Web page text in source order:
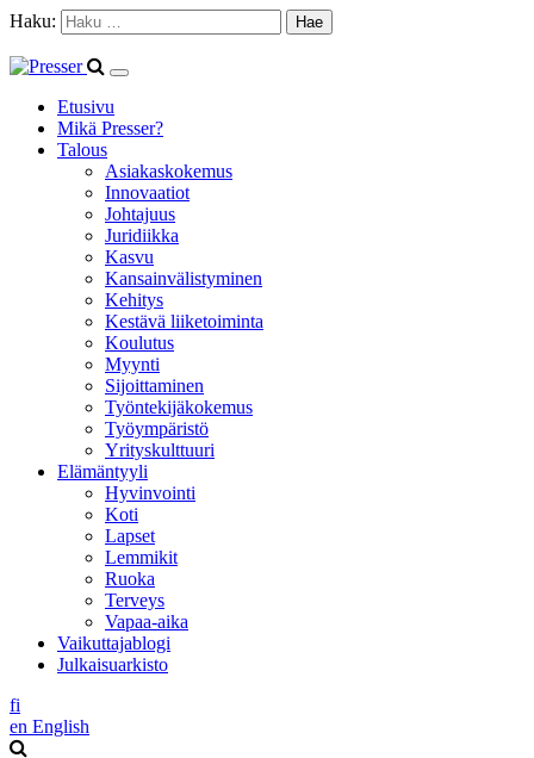
Haku:
Etusivu
Mikä Presser?
Talous
Asiakaskokemus
Innovaatiot
Johtajuus
Juridiikka
Kasvu
Kansainvälistyminen
Kehitys
Kestävä liiketoiminta
Koulutus
Myynti
Sijoittaminen
Työntekijäkokemus
Työympäristö
Yrityskulttuuri
Elämäntyyli
Hyvinvointi
Koti
Lapset
Lemmikit
Ruoka
Terveys
Vapaa-aika
Vaikuttajablogi
Julkaisuarkisto
fi
en English